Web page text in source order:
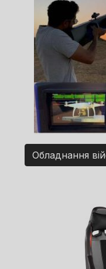
Обладнання